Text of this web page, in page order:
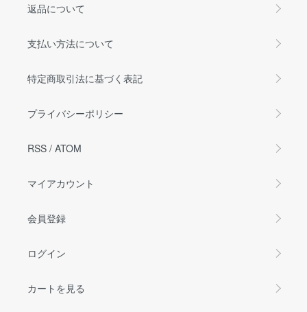
返品について
支払い方法について
特定商取引法に基づく表記
プライバシーポリシー
RSS / ATOM
マイアカウント
会員登録
ログイン
カートを見る